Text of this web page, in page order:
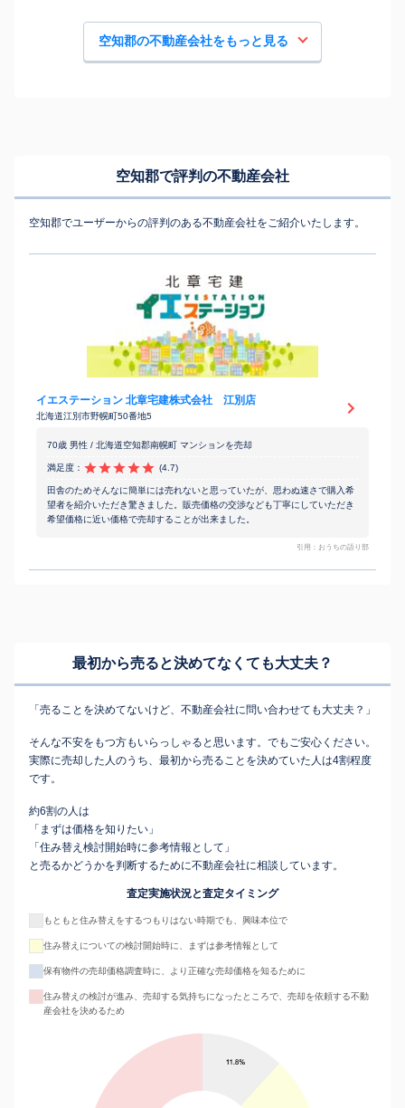
空知郡の不動産会社をもっと見る
空知郡で評判の不動産会社
空知郡でユーザーからの評判のある不動産会社をご紹介いたします。
イエステーション 北章宅建株式会社 江別店
北海道江別市野幌町50番地5
70歳 男性 / 北海道空知郡南幌町 マンションを売却
満足度： (4.7)
田舎のためそんなに簡単には売れないと思っていたが、思わぬ速さで購入希
望者を紹介いただき驚きました。販売価格の交渉なども丁寧にしていただき
希望価格に近い価格で売却することが出来ました。
引用：おうちの語り部
最初から売ると決めてなくても大丈夫？
「売ることを決めてないけど、不動産会社に問い合わせても大丈夫？」
そんな不安をもつ方もいらっしゃると思います。でもご安心ください。
実際に売却した人のうち、最初から売ることを決めていた人は4割程度
です。
約6割の人は
「まずは価格を知りたい」
「住み替え検討開始時に参考情報として」
と売るかどうかを判断するために不動産会社に相談しています。
査定実施状況と査定タイミング
もともと住み替えをするつもりはない時期でも、興味本位で
住み替えについての検討開始時に、まずは参考情報として
保有物件の売却価格調査時に、より正確な売却価格を知るために
住み替えの検討が進み、売却する気持ちになったところで、売却を依頼する不動
産会社を決めるため